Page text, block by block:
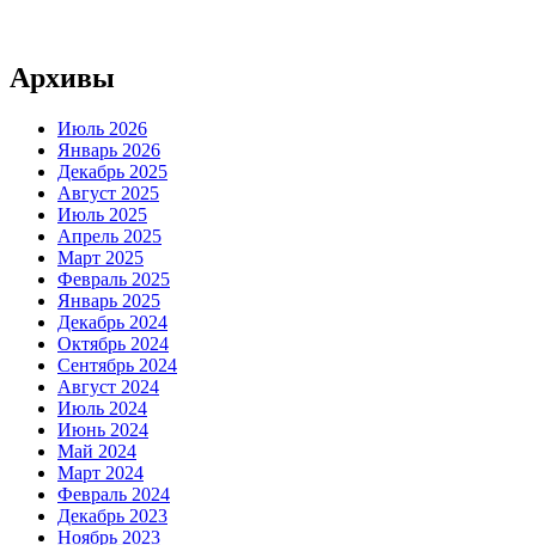
Архивы
Июль 2026
Январь 2026
Декабрь 2025
Август 2025
Июль 2025
Апрель 2025
Март 2025
Февраль 2025
Январь 2025
Декабрь 2024
Октябрь 2024
Сентябрь 2024
Август 2024
Июль 2024
Июнь 2024
Май 2024
Март 2024
Февраль 2024
Декабрь 2023
Ноябрь 2023